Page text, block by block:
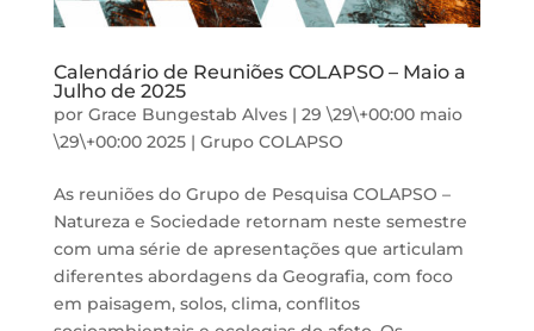
Calendário de Reuniões COLAPSO – Maio a
Julho de 2025
por Grace Bungestab Alves| 29 \29\+00:00 maio
\29\+00:00 2025| Grupo COLAPSO
As reuniões do Grupo de Pesquisa COLAPSO –
Natureza e Sociedade retornam neste semestre
com uma série de apresentações que articulam
diferentes abordagens da Geografia, com foco
em paisagem, solos, clima, conflitos